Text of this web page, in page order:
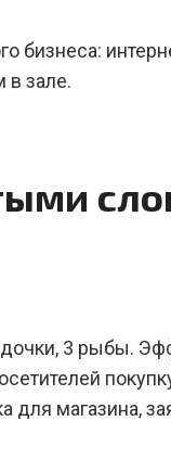
бизнеса:
в зале.
3 рыбы.
для магазина,